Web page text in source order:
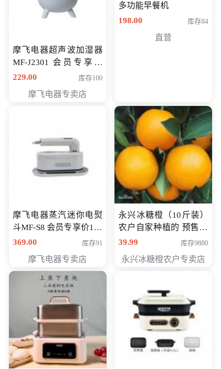
摩飞电器超声波加湿器
MF-J2301 会员专享价
168元
229.00 库存100
摩飞电器专卖店
多功能早餐机
198.00
库存84
直营
摩飞电器蒸汽迷你电熨
斗MF-S8 会员专享价168
元
369.00 库存91
摩飞电器专卖店
永兴冰糖橙（10斤装）
农户自家种植的 预售10
万斤 会员包邮专享价
39.99 库存9880
永兴冰糖橙农户专卖店